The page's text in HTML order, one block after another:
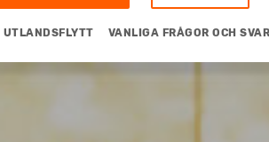
UTLANDSFLYTT VANLIGA FRÅGOR OCH SVAR